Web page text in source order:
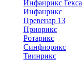
Инфанрикс Гекса
Инфанрикс
Превенар 13
Приорикс
Ротарикс
Синфлорикс
Твинрикс